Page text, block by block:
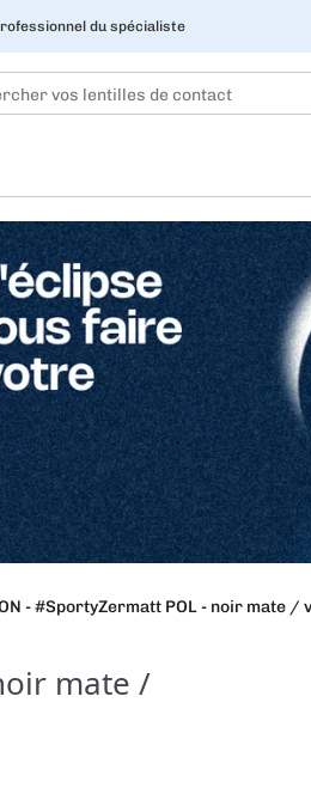
du spécialiste
- #SportyZermatt POL - noir mate /
mate /